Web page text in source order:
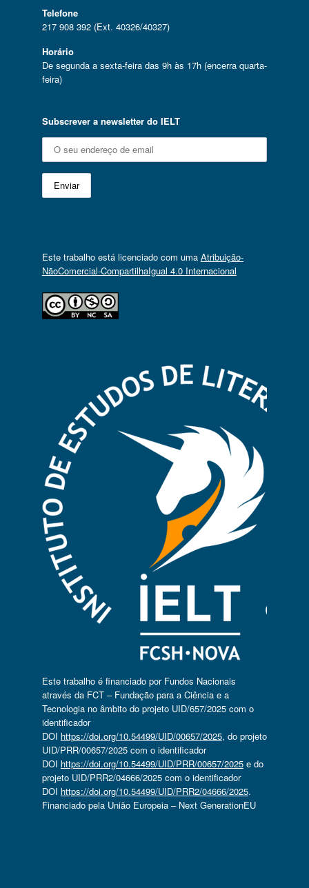
Telefone
217 908 392 (Ext. 40326/40327)
Horário
De segunda a sexta-feira das 9h às 17h (encerra quarta-
feira)
Subscrever a newsletter do IELT
Este trabalho está licenciado com uma Atribuição-
NãoComercial-CompartilhaIgual 4.0 Internacional
Este trabalho é financiado por Fundos Nacionais
através da FCT – Fundação para a Ciência e a
Tecnologia no âmbito do projeto UID/657/2025 com o
identificador
DOI https://doi.org/10.54499/UID/00657/2025, do projeto
UID/PRR/00657/2025 com o identificador
DOI https://doi.org/10.54499/UID/PRR/00657/2025e do
projeto UID/PRR2/04666/2025 com o identificador
DOI https://doi.org/10.54499/UID/PRR2/04666/2025.
Financiado pela União Europeia – Next GenerationEU